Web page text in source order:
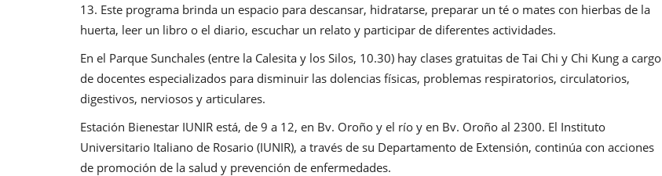
13. Este programa brinda un espacio para descansar, hidratarse, preparar un té o mates con hierbas de la
huerta, leer un libro o el diario, escuchar un relato y participar de diferentes actividades.
En el Parque Sunchales (entre la Calesita y los Silos, 10.30) hay clases gratuitas de Tai Chi y Chi Kung a cargo
de docentes especializados para disminuir las dolencias físicas, problemas respiratorios, circulatorios,
digestivos, nerviosos y articulares.
Estación Bienestar IUNIR está, de 9 a 12, en Bv. Oroño y el río y en Bv. Oroño al 2300. El Instituto
Universitario Italiano de Rosario (IUNIR), a través de su Departamento de Extensión, continúa con acciones
de promoción de la salud y prevención de enfermedades.